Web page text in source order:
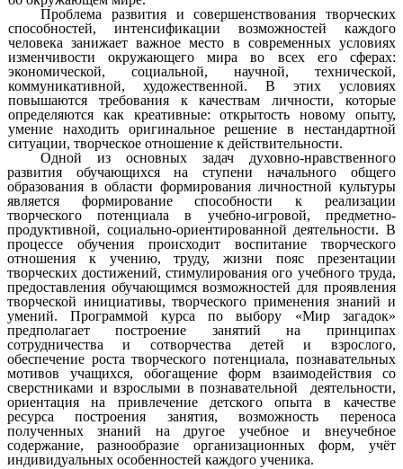
Проблема развития и совершенствования творческих
способностей, интенсификации возможностей каждого
человека занижает важное место в современных условиях
изменчивости окружающего мира во всех его сферах:
экономической, социальной, научной, технической,
коммуникативной, художественной. В этих условиях
повышаются требования к качествам личности, которые
определяются как креативные: открытость новому опыту,
умение находить оригинальное решение в нестандартной
ситуации, творческое отношение к действительности.
Одной из основных задач духовно-нравственного
развития обучающихся на ступени начального общего
образования в области формирования личностной культуры
является формирование способности к реализации
творческого потенциала в учебно-игровой, предметно-
продуктивной, социально-ориентированной деятельности. В
процессе обучения происходит воспитание творческого
отношения к учению, труду, жизни пояс презентации
творческих достижений, стимулирования ого учебного труда,
предоставления обучающимся возможностей для проявления
творческой инициативы, творческого применения знаний и
умений. Программой курса по выбору «Мир загадок»
предполагает построение занятий на принципах
сотрудничества и сотворчества детей и взрослого,
обеспечение роста творческого потенциала, познавательных
мотивов учащихся, обогащение форм взаимодействия со
сверстниками и взрослыми в познавательной деятельности,
ориентация на привлечение детского опыта в качестве
ресурса построения занятия, возможность переноса
полученных знаний на другое учебное и внеучебное
содержание, разнообразие организационных форм, учёт
индивидуальных особенностей каждого ученика.